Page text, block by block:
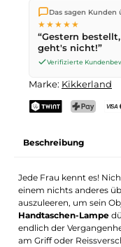
Wir versenden direkt
ist die Lieferung
werden noch am
nächsten Werktag
Das sagen Kunden
★★★★★
“Gestern
geht's nicht!”
Verifizierte
Marke: Kikkerland
Beschreibung
Jede Frau kennt es!
einem nichts anderes
auszuleeren, um sein
Handtaschen-Lampe
endlich der
am Griff oder